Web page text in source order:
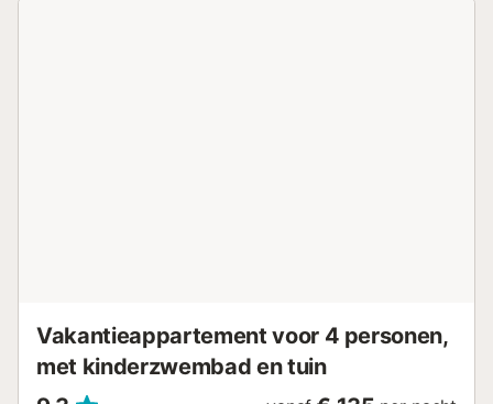
Vakantieappartement voor 4 personen,
met kinderzwembad en tuin